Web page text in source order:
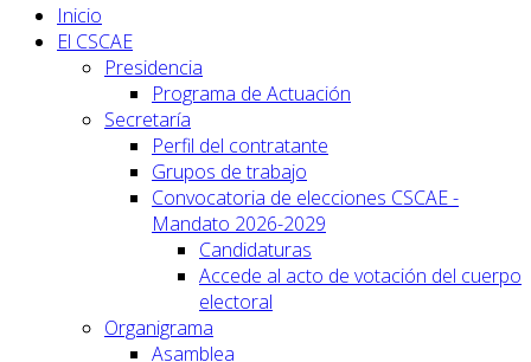
Inicio
El CSCAE
Presidencia
Programa de Actuación
Secretaría
Perfil del contratante
Grupos de trabajo
Convocatoria de elecciones CSCAE -
Mandato 2026-2029
Candidaturas
Accede al acto de votación del cuerpo
electoral
Organigrama
Asamblea